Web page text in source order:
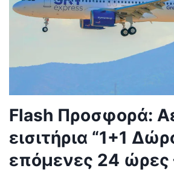
Flash Προσφορά:
εισιτήρια “1+1
επόμενες 24 ώρες